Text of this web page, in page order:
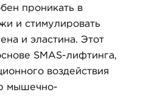
проникать в
и стимулировать
и эластина. Этот
SMAS-лифтинга,
воздействия
мышечно-